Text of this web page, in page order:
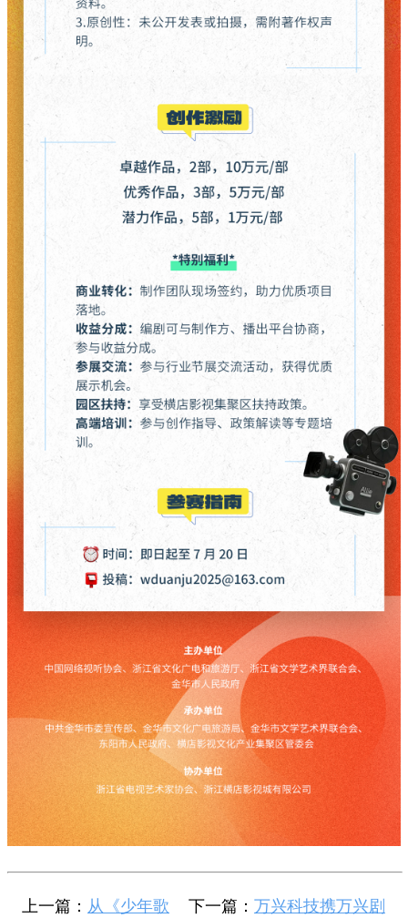
上一篇： 从《少年歌 下一篇： 万兴科技携万兴剧